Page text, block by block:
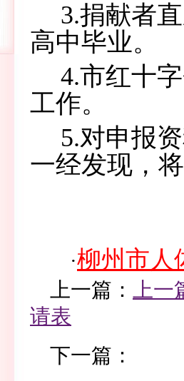
3.捐献者
高中毕业。
4.市红十
工作。
5.对申报
一经发现，
·柳州市人
上一篇：
上
请表
下一篇：